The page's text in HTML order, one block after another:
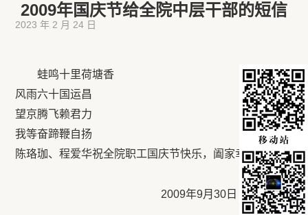
2009年国庆节给全院中层干部的短信
2023 年 2 月 24 日
蛙鸣十里荷塘香
风雨六十国运昌
望京腾飞赖君力
我等奋蹄鞭自扬
陈珞珈、程爱华祝全院职工国庆节快乐，阖家幸福！
2009年9月30日